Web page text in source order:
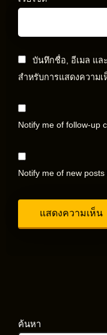
บันทึกชื่อ, อีเมล แล
สำหรับการแสดงความเ
Notify me of follow-up
Notify me of new posts
ค้นหา